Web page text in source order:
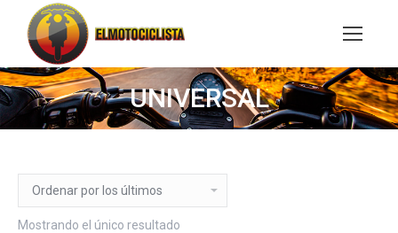
Buscar:
UNIVERSAL
Mostrando el único resultado